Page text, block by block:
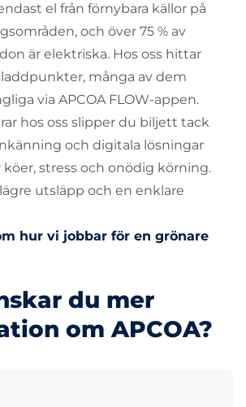
el från förnybara källor på
och över 75 % av
är elektriska. Hos oss hittar
laddpunkter, många av dem
via APCOA FLOW-appen.
hos oss slipper du biljett tack
och digitala lösningar
stress och onödig körning.
utsläpp och en enklare
hur vi jobbar för en grönare
du mer
om APCOA?